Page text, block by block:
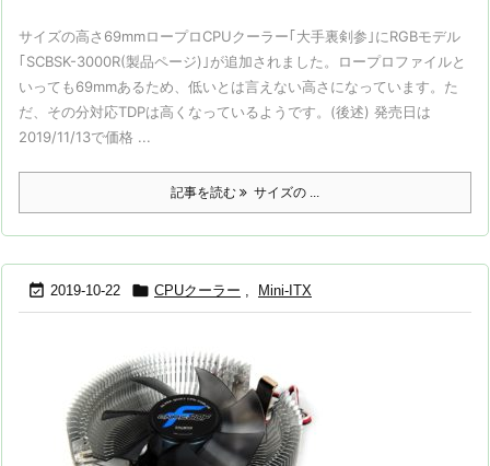
サイズの高さ69mmロープロCPUクーラー｢大手裏剣参｣にRGBモデル
｢SCBSK-3000R(製品ページ)｣が追加されました。ロープロファイルと
いっても69mmあるため、低いとは言えない高さになっています。た
だ、その分対応TDPは高くなっているようです。(後述) 発売日は
2019/11/13で価格 ...
記事を読む サイズの ...
 2019-10-22  CPUクーラー , Mini-ITX